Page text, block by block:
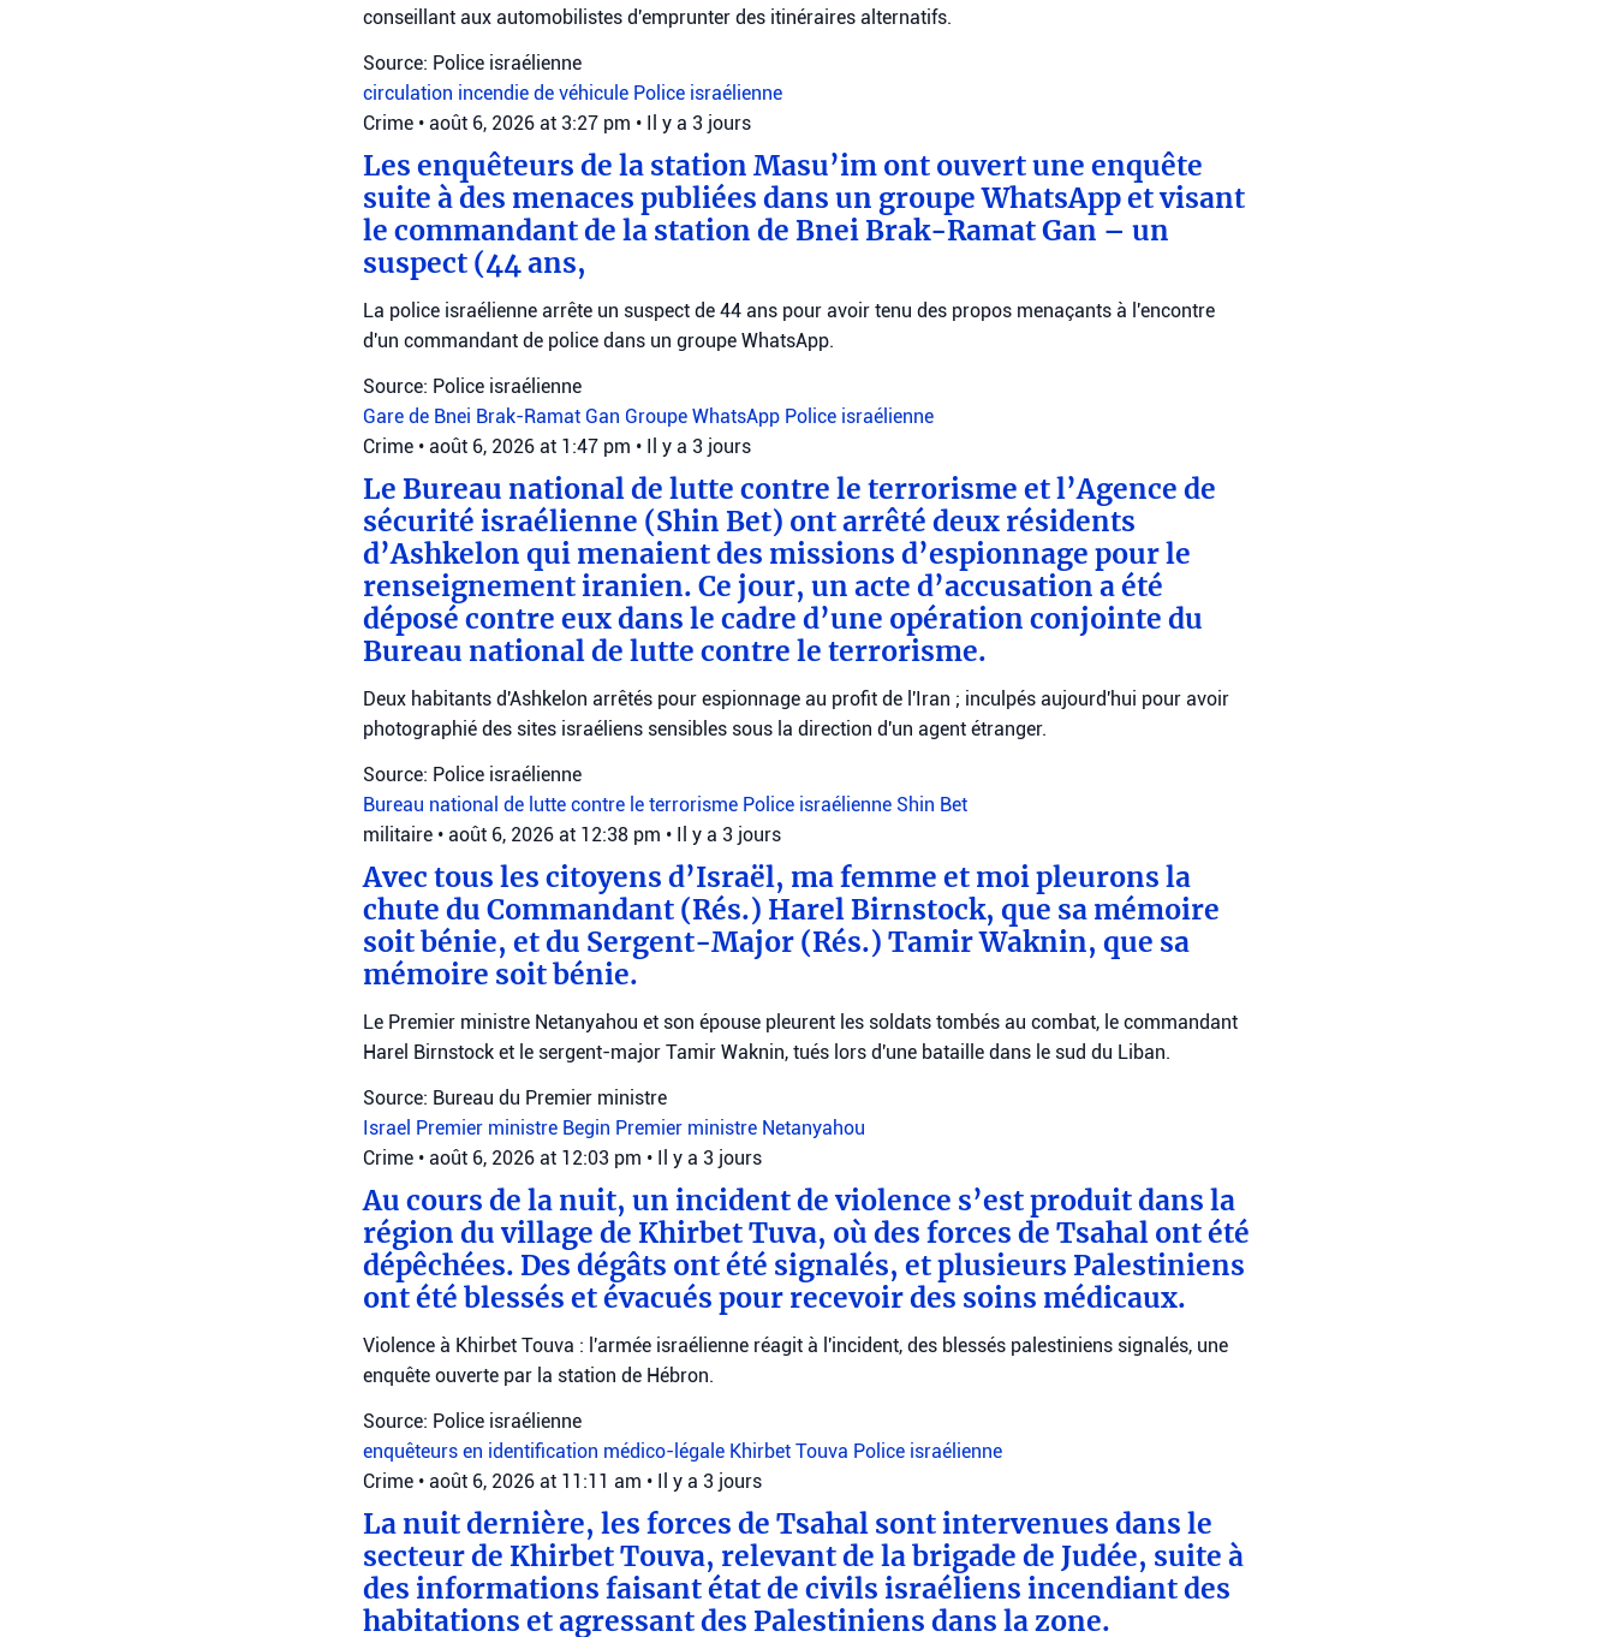
conseillant aux automobilistes d'emprunter des itinéraires alternatifs.
Source: Police israélienne
circulation incendie de véhicule Police israélienne
Crime • août 6, 2026 at 3:27 pm • Il y a 3 jours
Les enquêteurs de la station Masu’im ont ouvert une enquête
suite à des menaces publiées dans un groupe WhatsApp et visant
le commandant de la station de Bnei Brak-Ramat Gan – un
suspect (44 ans,
La police israélienne arrête un suspect de 44 ans pour avoir tenu des propos menaçants à l'encontre
d'un commandant de police dans un groupe WhatsApp.
Source: Police israélienne
Gare de Bnei Brak-Ramat Gan Groupe WhatsApp Police israélienne
Crime • août 6, 2026 at 1:47 pm • Il y a 3 jours
Le Bureau national de lutte contre le terrorisme et l’Agence de
sécurité israélienne (Shin Bet) ont arrêté deux résidents
d’Ashkelon qui menaient des missions d’espionnage pour le
renseignement iranien. Ce jour, un acte d’accusation a été
déposé contre eux dans le cadre d’une opération conjointe du
Bureau national de lutte contre le terrorisme.
Deux habitants d'Ashkelon arrêtés pour espionnage au profit de l'Iran ; inculpés aujourd'hui pour avoir
photographié des sites israéliens sensibles sous la direction d'un agent étranger.
Source: Police israélienne
Bureau national de lutte contre le terrorisme Police israélienne Shin Bet
militaire • août 6, 2026 at 12:38 pm • Il y a 3 jours
Avec tous les citoyens d’Israël, ma femme et moi pleurons la
chute du Commandant (Rés.) Harel Birnstock, que sa mémoire
soit bénie, et du Sergent-Major (Rés.) Tamir Waknin, que sa
mémoire soit bénie.
Le Premier ministre Netanyahou et son épouse pleurent les soldats tombés au combat, le commandant
Harel Birnstock et le sergent-major Tamir Waknin, tués lors d'une bataille dans le sud du Liban.
Source: Bureau du Premier ministre
Israel Premier ministre Begin Premier ministre Netanyahou
Crime • août 6, 2026 at 12:03 pm • Il y a 3 jours
Au cours de la nuit, un incident de violence s’est produit dans la
région du village de Khirbet Tuva, où des forces de Tsahal ont été
dépêchées. Des dégâts ont été signalés, et plusieurs Palestiniens
ont été blessés et évacués pour recevoir des soins médicaux.
Violence à Khirbet Touva : l'armée israélienne réagit à l'incident, des blessés palestiniens signalés, une
enquête ouverte par la station de Hébron.
Source: Police israélienne
enquêteurs en identification médico-légale Khirbet Touva Police israélienne
Crime • août 6, 2026 at 11:11 am • Il y a 3 jours
La nuit dernière, les forces de Tsahal sont intervenues dans le
secteur de Khirbet Touva, relevant de la brigade de Judée, suite à
des informations faisant état de civils israéliens incendiant des
habitations et agressant des Palestiniens dans la zone.